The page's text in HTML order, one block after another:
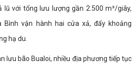
lũ với tổng lưu lượng gần 2.500 m³/giây,
Bình vận hành hai cửa xả, đẩy khoảng
hạ du.
lưu bão Bualoi, nhiều địa phương tiếp tục